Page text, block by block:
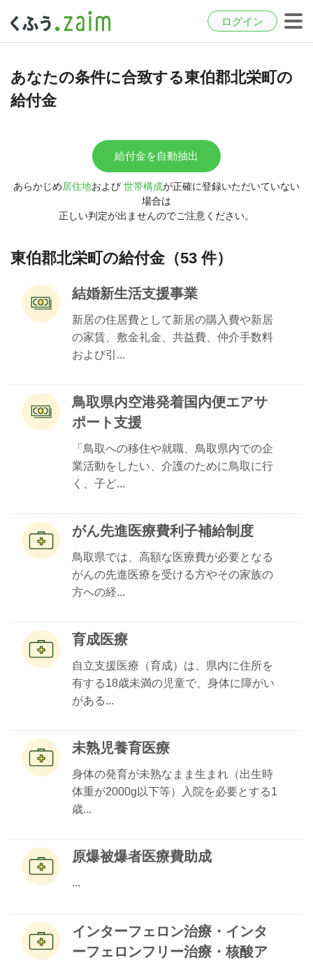
ログイン
あなたの条件に合致する東伯郡北栄町の
給付金
給付金を自動抽出
あらかじめ居住地および 世帯構成が正確に登録いただいていない
場合は
正しい判定が出ませんのでご注意ください。
東伯郡北栄町の給付金（53 件）
結婚新生活支援事業
新居の住居費として新居の購入費や新居
の家賃、敷金礼金、共益費、仲介手数料
および引...
鳥取県内空港発着国内便エアサ
ポート支援
「鳥取への移住や就職、鳥取県内での企
業活動をしたい、介護のために鳥取に行
く、子ど...
がん先進医療費利子補給制度
鳥取県では、高額な医療費が必要となる
がんの先進医療を受ける方やその家族の
方への経...
育成医療
自立支援医療（育成）は、県内に住所を
有する18歳未満の児童で、身体に障がい
がある...
未熟児養育医療
身体の発育が未熟なまま生まれ（出生時
体重が2000g以下等）入院を必要とする1
歳...
原爆被爆者医療費助成
...
インターフェロン治療・インタ
ーフェロンフリー治療・核酸ア